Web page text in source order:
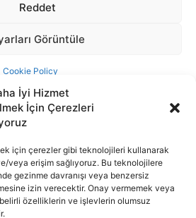
İyi Hizmet
İçin Çerezleri
için çerezler gibi teknolojileri kullanarak
veya erişim sağlıyoruz. Bu teknolojilere
gezinme davranışı veya benzersiz
izin verecektir. Onay vermemek veya
özelliklerin ve işlevlerin olumsuz
alan tüm haber metini, resim ve benzeri
Yayıncılık A.Ş.'ye aittir. Hiçbir şekilde
bir ortamda, kaynak gösterilse bile izin
kullanılamaz.